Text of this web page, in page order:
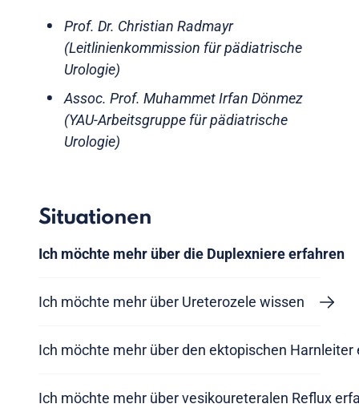
Prof. Dr. Christian Radmayr
(Leitlinienkommission für pädiatrische
Urologie)
Assoc. Prof. Muhammet Irfan Dönmez
(YAU-Arbeitsgruppe für pädiatrische
Urologie)
Situationen
Ich möchte mehr über die Duplexniere erfahren
Ich möchte mehr über Ureterozele wissen
Ich möchte mehr über den ektopischen Harnleiter
Ich möchte mehr über vesikoureteralen Reflux